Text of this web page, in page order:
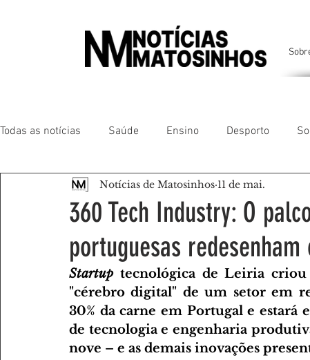
Todas as notícias Saúde Ensino Desporto
Matosinhos Leça da Palmeira Custóias
São Mamede de Infesta Perafita Lavra
Gente da nossa Terra AMANTES DE ANIMAIS
AMANTES DE DESPORTO AMANTES DE
360 Tech Industry: O
portuguesas
Notícias de Matosinhos 11 de mai.
Startup tecnológica de Leiria criou
"cérebro digital" de um setor em
30% da carne em Portugal e estará
de tecnologia e engenharia
nove – e as demais inovações